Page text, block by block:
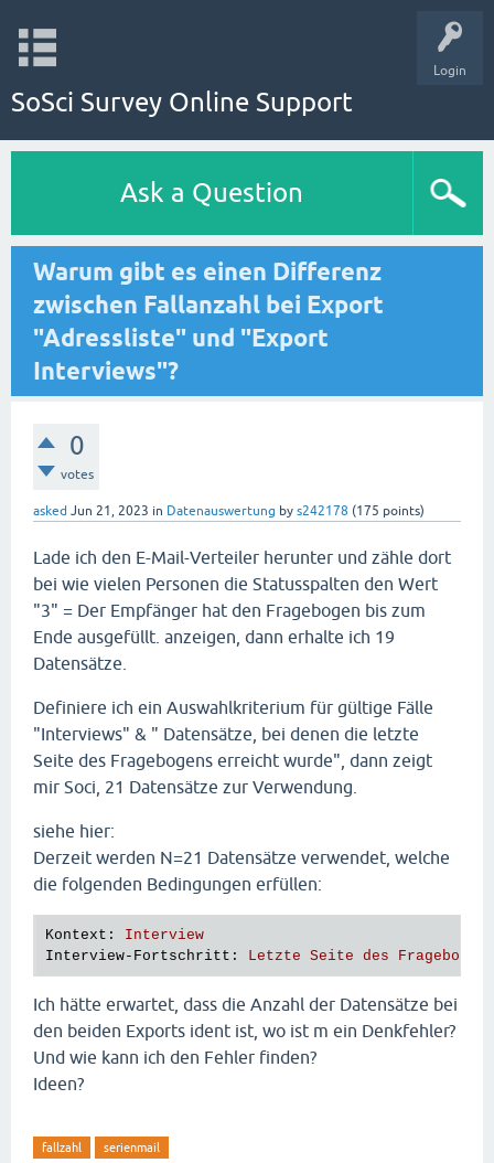
Login
SoSci Survey Online Support
Ask a Question
Warum gibt es einen Differenz
zwischen Fallanzahl bei Export
"Adressliste" und "Export
Interviews"?
0
votes
asked Jun 21, 2023 in Datenauswertung by s242178 (175 points)
Lade ich den E-Mail-Verteiler herunter und zähle dort
bei wie vielen Personen die Statusspalten den Wert
"3" = Der Empfänger hat den Fragebogen bis zum
Ende ausgefüllt. anzeigen, dann erhalte ich 19
Datensätze.
Definiere ich ein Auswahlkriterium für gültige Fälle
"Interviews" & " Datensätze, bei denen die letzte
Seite des Fragebogens erreicht wurde", dann zeigt
mir Soci, 21 Datensätze zur Verwendung.
siehe hier:
Derzeit werden N=21 Datensätze verwendet, welche
die folgenden Bedingungen erfüllen:
Kontext : Interview
Interview-Fortschritt : Letzte Seite des
Ich hätte erwartet, dass die Anzahl der Datensätze bei
den beiden Exports ident ist, wo ist m ein Denkfehler?
Und wie kann ich den Fehler finden?
Ideen?
fallzahl serienmail